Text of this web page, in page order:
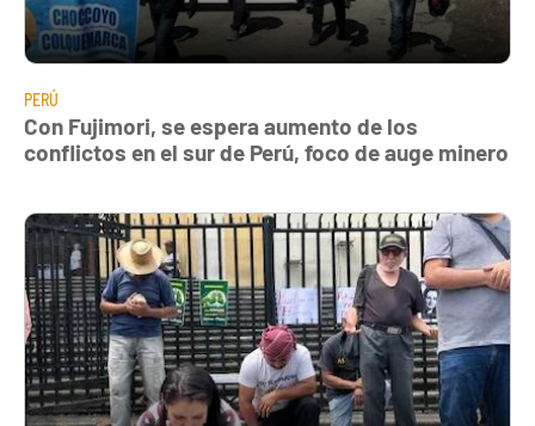
PERÚ
Con Fujimori, se espera aumento de los
conflictos en el sur de Perú, foco de auge minero